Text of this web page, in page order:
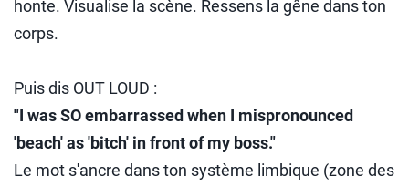
honte. Visualise la scène. Ressens la gêne dans ton
corps.
Puis dis OUT LOUD :
"I was SO embarrassed when I mispronounced
'beach' as 'bitch' in front of my boss."
Le mot s'ancre dans ton système limbique (zone des